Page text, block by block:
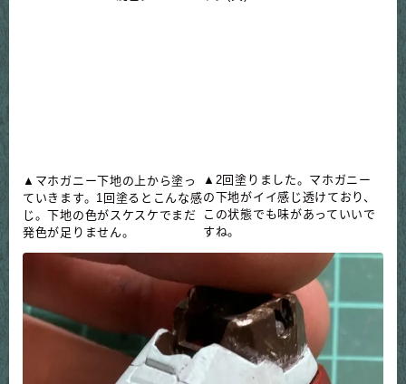
▲マホガニー下地の上から塗っ
ていきます。1回塗るとこんな感
じ。下地の色がスケスケでまだ
発色が足りません。
▲2回塗りました。マホガニー
の下地がイイ感じ透けており、
この状態でも味があっていいで
すね。